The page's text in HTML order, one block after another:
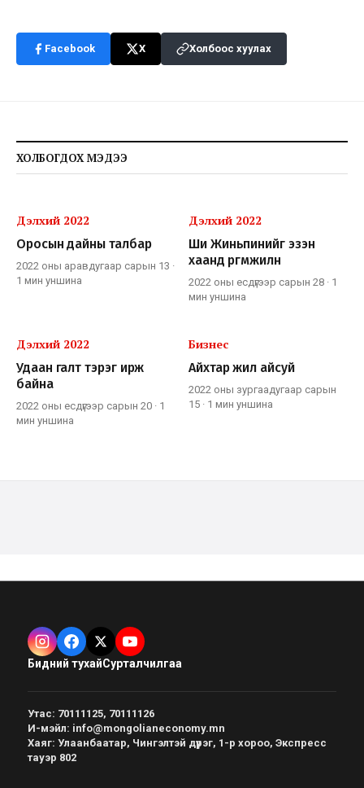
Facebook X Холбоос хуулах
ХОЛБОГДОХ МЭДЭЭ
Дэлхий 2022
Оросын дайны талбар
2022 оны аравдугаар сарын 13 ·
1 мин уншина
Дэлхий 2022
Ши Жиньпинийг эзэн
хаанд өргөмжилнө
2022 оны есдүгээр сарын 28 · 1
мин уншина
Дэлхий 2022
Удаан галт тэрэг ирж
байна
2022 оны есдүгээр сарын 20 · 1
мин уншина
Бизнес
Айхтар жил айсуй
2022 оны зургаадугаар сарын
15 · 1 мин уншина
Бидний тухайСурталчилгаа
Утас: 70111125, 70111126
И-мэйл: info@mongolianeconomy.mn
Хаяг: Улаанбаатар, Чингэлтэй дүүрэг, 1-р хороо, Экспресс
тауэр 802